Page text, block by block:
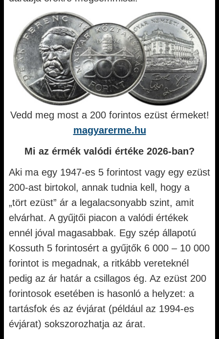
Vedd meg most a 200 forintos ezüst érmeket!
magyarerme.hu
Mi az érmék valódi értéke 2026-ban?
Aki ma egy 1947-es 5 forintost vagy egy ezüst
200-ast birtokol, annak tudnia kell, hogy a
„tört ezüst” ár a legalacsonyabb szint, amit
elvárhat. A gyűjtői piacon a valódi értékek
ennél jóval magasabbak. Egy szép állapotú
Kossuth 5 forintosért a gyűjtők 6 000 – 10 000
forintot is megadnak, a ritkább vereteknél
pedig az ár határ a csillagos ég. Az ezüst 200
forintosok esetében is hasonló a helyzet: a
tartásfok és az évjárat (például az 1994-es
évjárat) sokszorozhatja az árat.